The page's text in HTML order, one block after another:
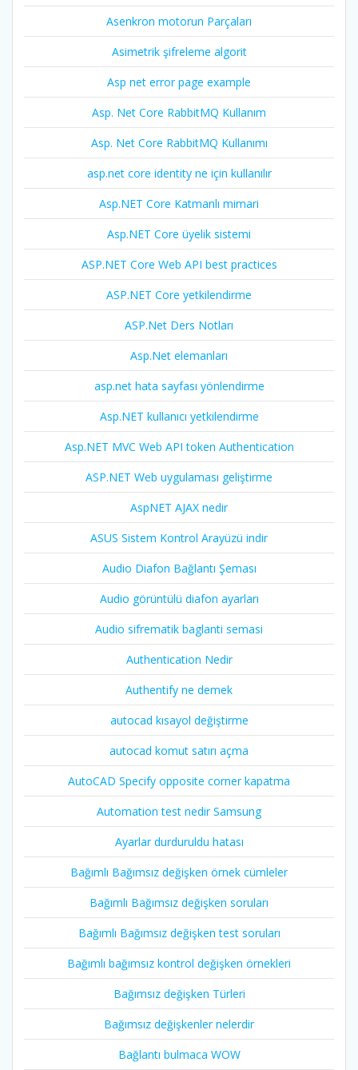
Asenkron motorun Parçaları
Asimetrik şifreleme algorit
Asp net error page example
Asp. Net Core RabbitMQ Kullanım
Asp. Net Core RabbitMQ Kullanımı
asp.net core identity ne için kullanılır
Asp.NET Core Katmanlı mimari
Asp.NET Core üyelik sistemi
ASP.NET Core Web API best practices
ASP.NET Core yetkilendirme
ASP.Net Ders Notları
Asp.Net elemanları
asp.net hata sayfası yönlendirme
Asp.NET kullanıcı yetkilendirme
Asp.NET MVC Web API token Authentication
ASP.NET Web uygulaması geliştirme
AspNET AJAX nedir
ASUS Sistem Kontrol Arayüzü indir
Audio Diafon Bağlantı Şeması
Audio görüntülü diafon ayarları
Audio sifrematik baglanti semasi
Authentication Nedir
Authentify ne demek
autocad kısayol değiştirme
autocad komut satırı açma
AutoCAD Specify opposite corner kapatma
Automation test nedir Samsung
Ayarlar durduruldu hatası
Bağımlı Bağımsız değişken örnek cümleler
Bağımlı Bağımsız değişken soruları
Bağımlı Bağımsız değişken test soruları
Bağımlı bağımsız kontrol değişken örnekleri
Bağımsız değişken Türleri
Bağımsız değişkenler nelerdir
Bağlantı bulmaca WOW